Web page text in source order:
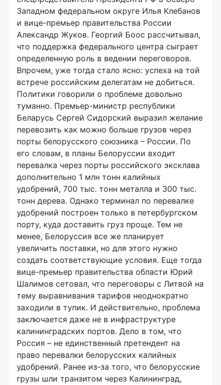
Западном федеральном округе Илья Клебанов
и вице-премьер правительства России
Александр Жуков. Георгий Боос рассчитывал,
что поддержка федерального центра сыграет
определенную роль в ведении переговоров.
Впрочем, уже тогда стало ясно: успеха на той
встрече российским делегатам не добиться.
Политики говорили о проблеме довольно
туманно. Премьер-министр республики
Беларусь Сергей Сидорский выразил желание
перевозить как можно больше грузов через
порты белорусского союзника – России. По
его словам, в планы Белоруссии входит
перевалка через порты российского эксклава
дополнительно 1 млн тонн калийных
удобрений, 700 тыс. тонн металла и 300 тыс.
тонн дерева. Однако терминал по перевалке
удобрений построен только в петербургском
порту, куда доставить груз проще. Тем не
менее, Белоруссия все же планирует
увеличить поставки, но для этого нужно
создать соответствующие условия. Еще тогда
вице-премьер правительства области Юрий
Шалимов сетовал, что переговоры с Литвой на
тему выравнивания тарифов неоднократно
заходили в тупик. И действительно, проблема
заключается даже не в инфраструктуре
калининградских портов. Дело в том, что
Россия – не единственный претендент на
право перевалки белорусских калийных
удобрений. Ранее из-за того, что белорусские
грузы шли транзитом через Калининград,